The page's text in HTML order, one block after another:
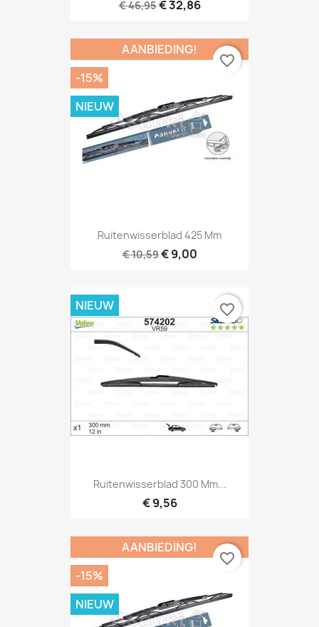
€ 46,95€ 32,86
Ruitenwisserblad 425 Mm
€ 10,59€ 9,00
AANBIEDING!
-15%
NIEUW
favorite_border
Ruitenwisserblad 300 Mm...
€ 9,56
NIEUW favorite_border
AANBIEDING!
-15%
NIEUW
favorite_border